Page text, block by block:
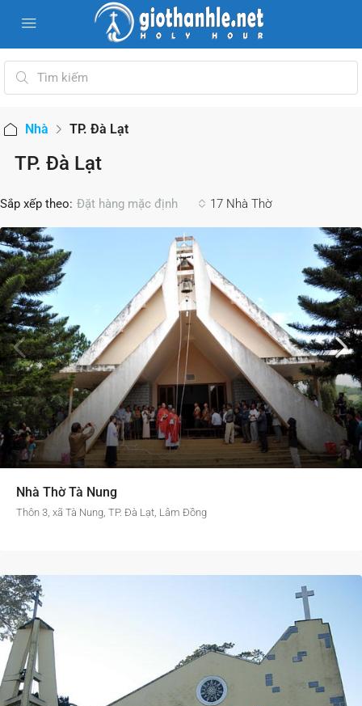
Nhà TP. Đà Lạt
TP. Đà Lạt
17 Nhà Thờ
Sắp xếp theo: Đặt hàng mặc định
Nhà Thờ Tà Nung
Thôn 3, xã Tà Nung, TP. Đà Lạt, Lâm Đồng